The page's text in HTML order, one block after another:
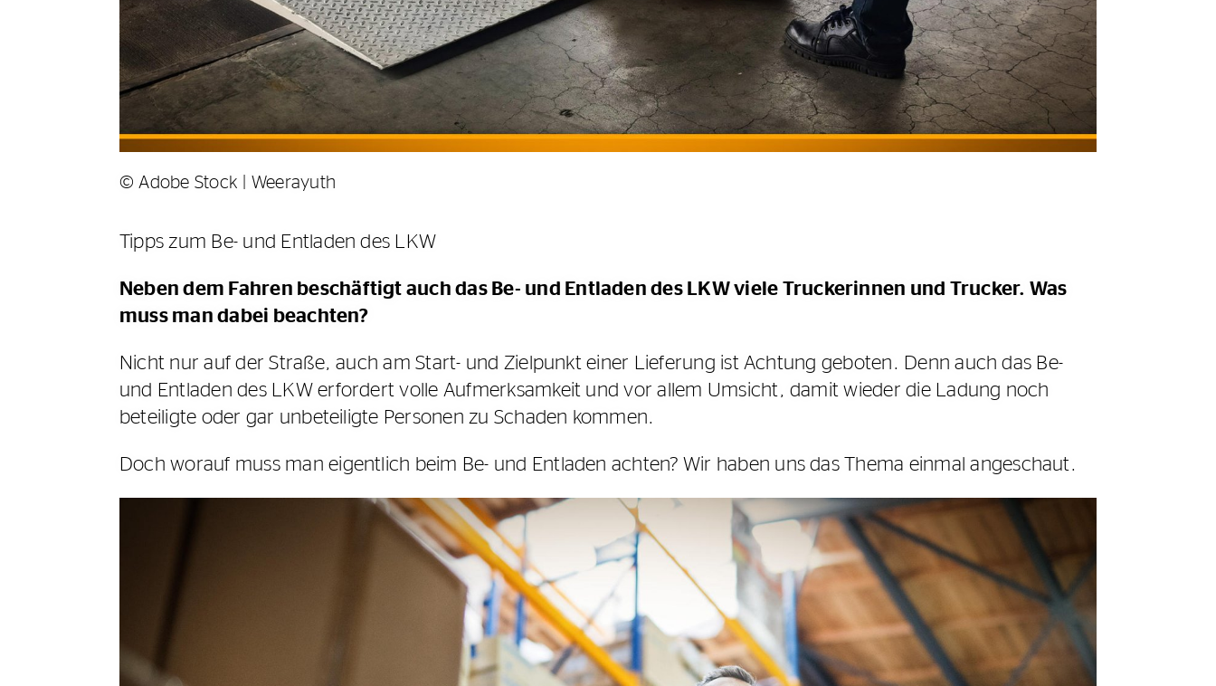
© Adobe Stock | Weerayuth
Tipps zum Be- und Entladen des LKW
Neben dem Fahren beschäftigt auch das Be- und Entladen des LKW viele Truckerinnen und Trucker. Was
muss man dabei beachten?
Nicht nur auf der Straße, auch am Start- und Zielpunkt einer Lieferung ist Achtung geboten. Denn auch das Be-
und Entladen des LKW erfordert volle Aufmerksamkeit und vor allem Umsicht, damit wieder die Ladung noch
beteiligte oder gar unbeteiligte Personen zu Schaden kommen.
Doch worauf muss man eigentlich beim Be- und Entladen achten? Wir haben uns das Thema einmal angeschaut.